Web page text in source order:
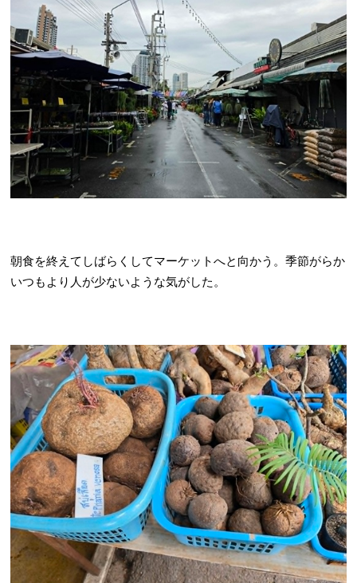
朝食を終えてしばらくしてマーケットへと向かう。季節がらか
いつもより人が少ないような気がした。